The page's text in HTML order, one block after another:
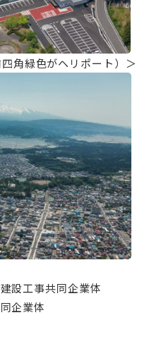
角緑色がヘリポート）＞
設工事共同企業体
企業体